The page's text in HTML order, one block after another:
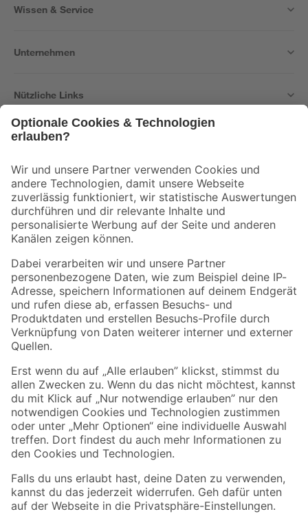
Wissen & Service
Unternehmen
Nützliche Links
Der toom Newsletter: Keine Angebote und Aktionen mehr verpassen!
Zur Newsletter Anmeldung
Folge uns
Zahlungsarten Versandarten
Sicher einkaufen
Jetzt die toom-App herunterladen
Alle Preisangaben in EUR inkl. gesetzl. MwSt.. Die dargestellten Angebote sind unter
Umständen nicht in allen Märkten verfügbar. Die angegebenen Verfügbarkeiten beziehen